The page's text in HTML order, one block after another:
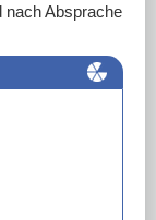
nach Absprache